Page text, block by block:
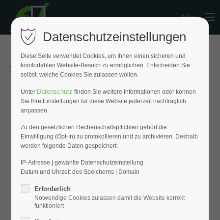
Register
Support
Lorem ipsum dolor sit amet:
24h/ 365days
Mon - Fri 8:00am - 5:00pm(GMT +1)
Get in touch
Cybersteel Inc.
Menu
« Zurück zur Übersicht
Datenschutzeinstellungen
Diese Seite verwendet Cookies, um Ihnen einen sicheren und
komfortablen Website-Besuch zu ermöglichen. Entscheiden Sie
selbst, welche Cookies Sie zulassen wollen.
Unter Datenschutz finden Sie weitere Informationen oder können
Sie Ihre Einstellungen für diese Website jederzeit nachträglich
anpassen.
Zu den gesetzlichen Rechenschaftspflichten gehört die
Einwilligung (Opt-In) zu protokollieren und zu archivieren. Deshalb
werden folgende Daten gespeichert:
IP-Adresse | gewählte Datenschutzeinstellung
Datum und Uhrzeit des Speicherns | Domain
Erforderlich
Notwendige Cookies zulassen damit die Website korrekt
funktioniert